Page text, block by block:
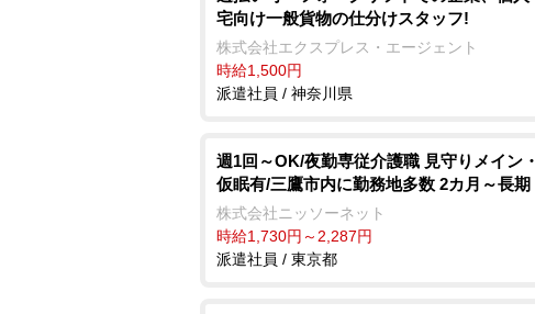
宅向け一般貨物の仕分けスタッフ!
株式会社エクスプレス・エージェント
時給1,500円
派遣社員 / 神奈川県
週1回～OK/夜勤専従介護職 見守りメイン・
仮眠有/三鷹市内に勤務地多数 2カ月～長期
株式会社ニッソーネット
時給1,730円～2,287円
派遣社員 / 東京都